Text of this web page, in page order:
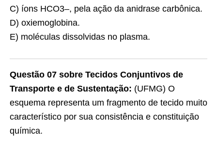
C) íons HCO3–, pela ação da anidrase carbônica.
D) oxiemoglobina.
E) moléculas dissolvidas no plasma.
Questão 07 sobre Tecidos Conjuntivos de
Transporte e de Sustentação: (UFMG) O
esquema representa um fragmento de tecido muito
característico por sua consistência e constituição
química.